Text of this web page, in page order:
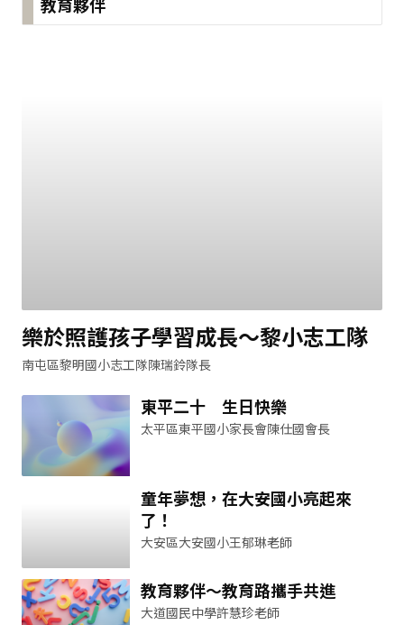
樂於照護孩子學習成長～黎小志工隊
南屯區黎明國小志工隊陳瑞鈴隊長
東平二十 生日快樂
太平區東平國小家長會陳仕國會長
童年夢想，在大安國小亮起來
了！
大安區大安國小王郁琳老師
教育夥伴～教育路攜手共進
大道國民中學許慧珍老師